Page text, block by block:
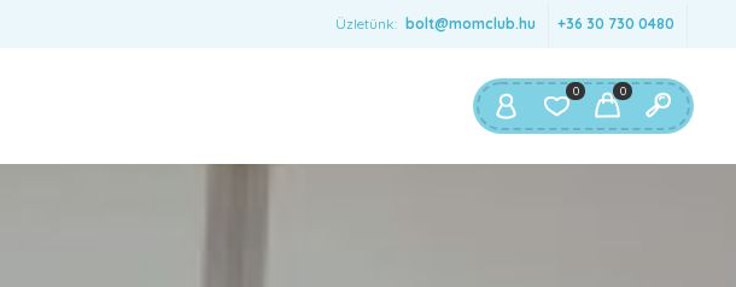
Üzletünk: bolt@momclub.hu +36 30 730 0480
0
0